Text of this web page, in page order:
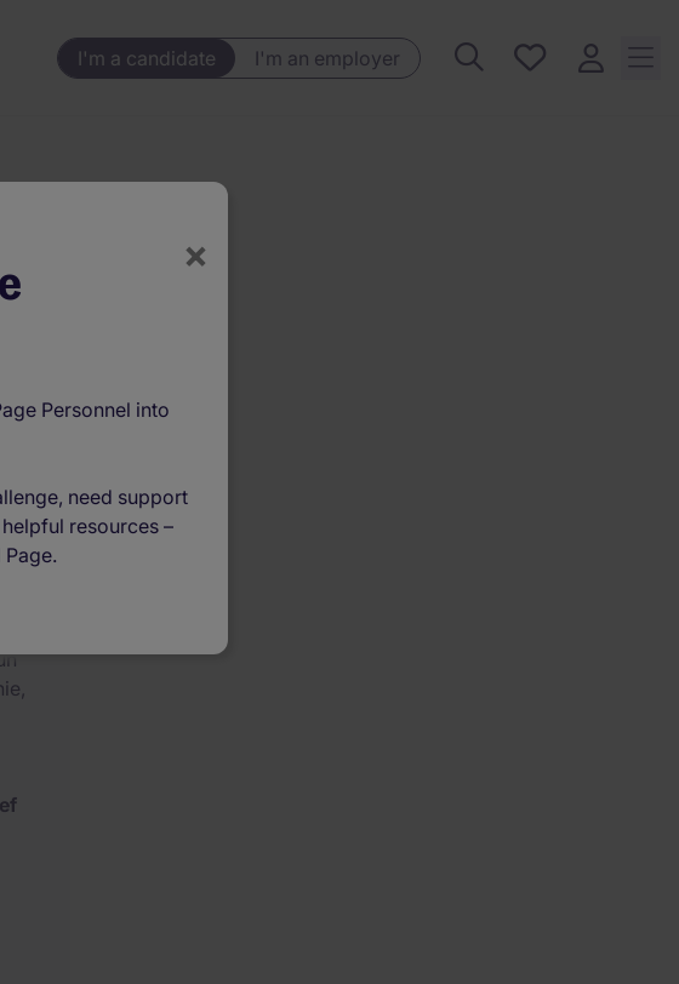
I'm a candidate I'm an employer
Saved
×
Personnel into
need support
resources –